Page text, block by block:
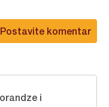
Postavite komentar
i